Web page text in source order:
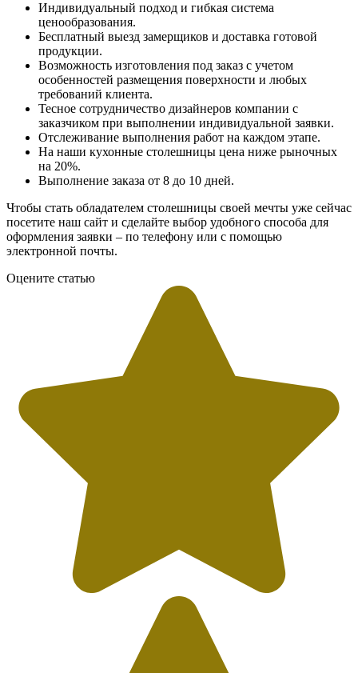
Индивидуальный подход и гибкая система
ценообразования.
Бесплатный выезд замерщиков и доставка готовой
продукции.
Возможность изготовления под заказ с учетом
особенностей размещения поверхности и любых
требований клиента.
Тесное сотрудничество дизайнеров компании с
заказчиком при выполнении индивидуальной заявки.
Отслеживание выполнения работ на каждом этапе.
На наши кухонные столешницы цена ниже рыночных
на 20%.
Выполнение заказа от 8 до 10 дней.
Чтобы стать обладателем столешницы своей мечты уже сейчас
посетите наш сайт и сделайте выбор удобного способа для
оформления заявки – по телефону или с помощью
электронной почты.
Оцените статью